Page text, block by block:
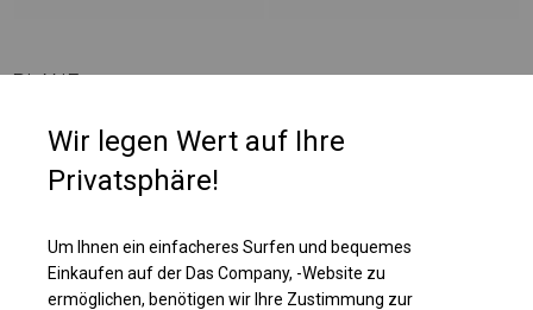
PLANE
Die Plane eignet sich perfekt für die Aufbewahrung verschiedener Arten
von Materialien. Es kann als Parkplatzüberdachung, Garage, Maschinen-
oder Bootslager, Autowaschanlage und Lackierraum genutzt werden.
Einzelheiten ansehen
Wir legen Wert auf Ihre
Privatsphäre!
Um Ihnen ein einfacheres Surfen und bequemes
Einkaufen auf der Das Company, -Website zu
ermöglichen, benötigen wir Ihre Zustimmung zur